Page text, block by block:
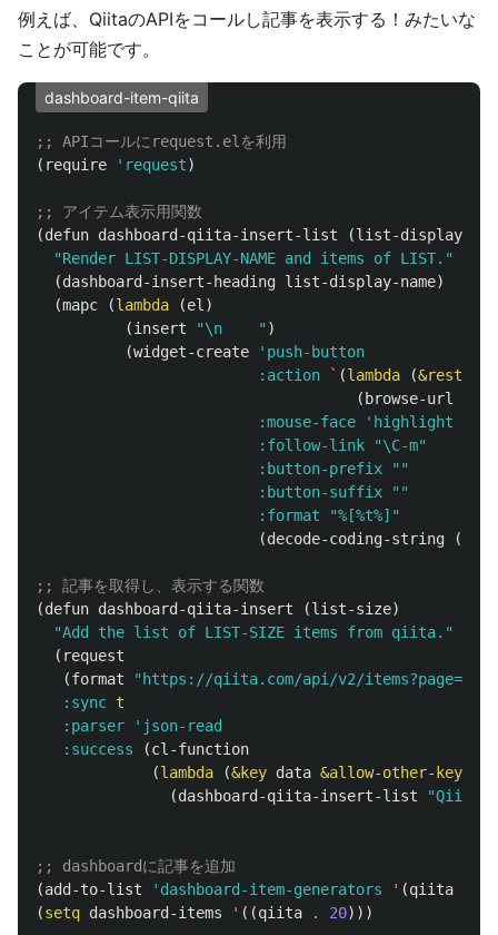
例えば、QiitaのAPIをコールし記事を表示する！みたいな
ことが可能です。
dashboard-item-qiita
;; APIコールにrequest.elを利用
( require 'request)
;; アイテム表示用関数
(defun dashboard-qiita-insert-list (list-display-
"Render LIST-DISPLAY-NAME and items of LIST."
(dashboard-insert-heading list-display-name)
(mapc (lambda (el )
(insert "\n    " )
(widget-create
'push-button
:action
` (lambda (&rest
( browse-url
:mouse-face
'highlight
:follow-link
"\C-m"
:button-prefix
""
:button-suffix
""
:format
"%[%t%]"
(decode-coding-string (
;; 記事を取得し、表示する関数
(defun dashboard-qiita-insert (list-size)
"Add the list of LIST-SIZE items from qiita."
( request
(format
"https://qiita.com/api/v2/
:sync t
:parser
'json-read
:success
(cl-function
(lambda (&key data &allow-other-keys
(dashboard-qiita-insert-list "Qiita:"
;; dashboardに記事を追加
(add-to-list 'dashboard-item-generators ' (qiita
(setq dashboard-items ' ((qiita . 20)))